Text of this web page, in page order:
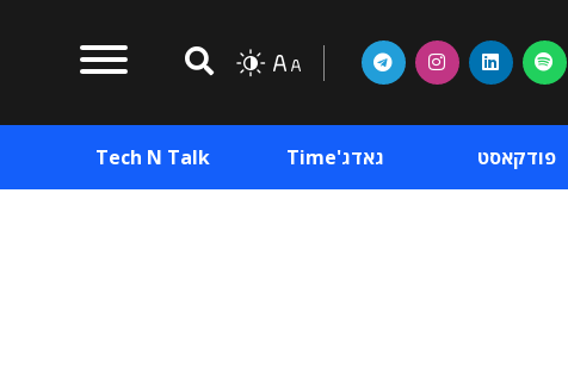
פודקאסט גאדג'Time Tech N Talk